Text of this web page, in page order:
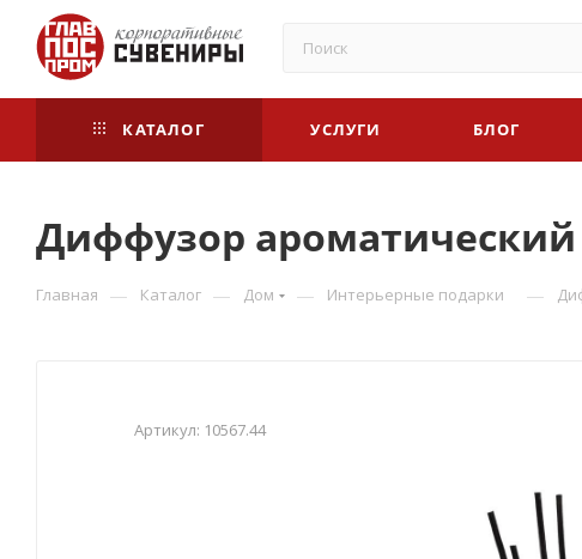
КАТАЛОГ УСЛУГИ БЛОГ
Диффузор ароматический
Главная — Каталог — Дом — Интерьерные подарки —
Артикул: 10567.44